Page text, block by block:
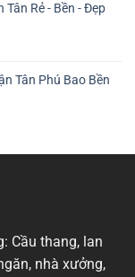
Rẻ - Bền - Đẹp
Tân Phú Bao Bền
Cầu thang, lan
nhà xưởng,